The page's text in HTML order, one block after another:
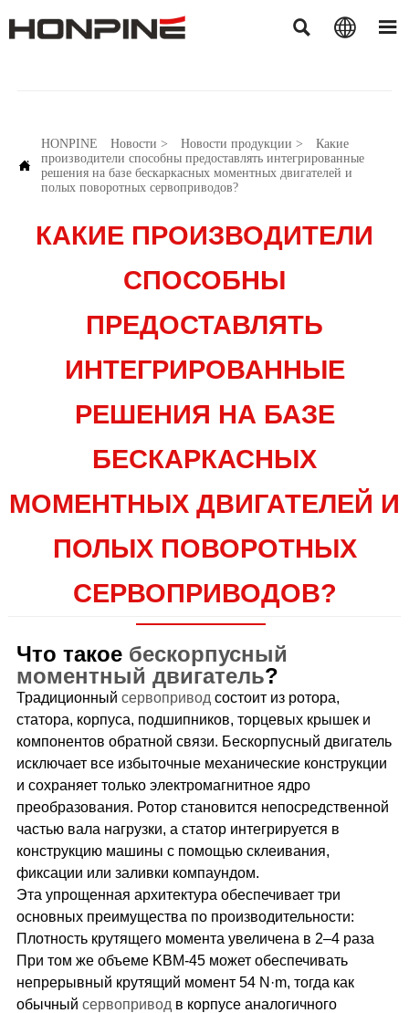
  

HONPINE Новости > Новости продукции >
Какие
производители способны предоставлять интегрированные
решения на базе бескаркасных моментных двигателей и
полых поворотных сервоприводов?
КАКИЕ ПРОИЗВОДИТЕЛИ
СПОСОБНЫ
ПРЕДОСТАВЛЯТЬ
ИНТЕГРИРОВАННЫЕ
РЕШЕНИЯ НА БАЗЕ
БЕСКАРКАСНЫХ
МОМЕНТНЫХ ДВИГАТЕЛЕЙ И
ПОЛЫХ ПОВОРОТНЫХ
СЕРВОПРИВОДОВ?
Что такое бескорпусный
моментный двигатель?
Традиционный сервопривод состоит из ротора,
статора, корпуса, подшипников, торцевых крышек и
компонентов обратной связи. Бескорпусный двигатель
исключает все избыточные механические конструкции
и сохраняет только электромагнитное ядро
преобразования. Ротор становится непосредственной
частью вала нагрузки, а статор интегрируется в
конструкцию машины с помощью склеивания,
фиксации или заливки компаундом.
Эта упрощенная архитектура обеспечивает три
основных преимущества по производительности:
Плотность крутящего момента увеличена в 2–4 раза
При том же объеме KBM-45 может обеспечивать
непрерывный крутящий момент 54 N·m, тогда как
обычный сервопривод в корпусе аналогичного